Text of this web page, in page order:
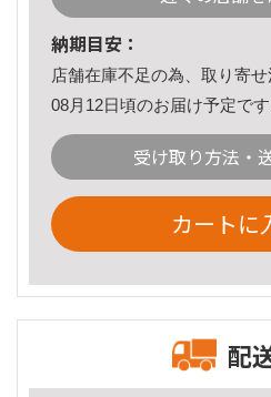
納期目安：
店舗在庫不足の為、取り寄せ
08月12日頃のお届け予定です
受け取り方法・
カートに
配